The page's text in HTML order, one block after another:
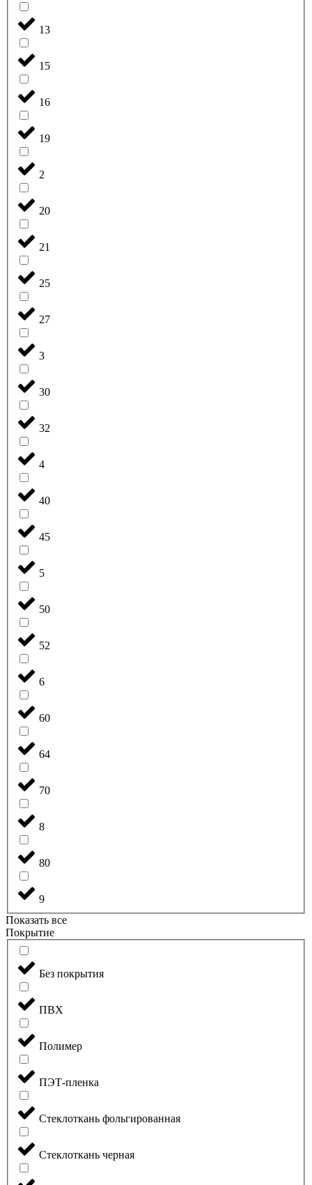
13
15
16
19
2
20
21
25
27
3
30
32
4
40
45
5
50
52
6
60
64
70
8
80
9
Показать все
Покрытие
Без покрытия
ПВХ
Полимер
ПЭТ-пленка
Стеклоткань фольгированная
Стеклоткань черная